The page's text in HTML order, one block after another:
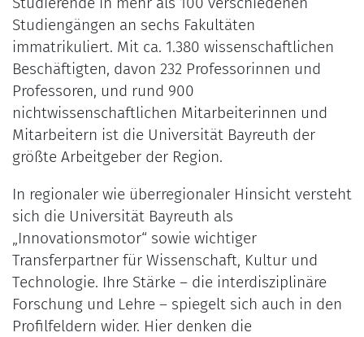
Studiengängen an sechs Fakultäten
immatrikuliert. Mit ca. 1.380 wissenschaftlichen
Beschäftigten, davon 232 Professorinnen und
Professoren, und rund 900
nichtwissenschaftlichen Mitarbeiterinnen und
Mitarbeitern ist die Universität Bayreuth der
größte Arbeitgeber der Region.
In regionaler wie überregionaler Hinsicht versteht
sich die Universität Bayreuth als
„Innovationsmotor“ sowie wichtiger
Transferpartner für Wissenschaft, Kultur und
Technologie. Ihre Stärke – die interdisziplinäre
Forschung und Lehre – spiegelt sich auch in den
Profilfeldern wider. Hier denken die